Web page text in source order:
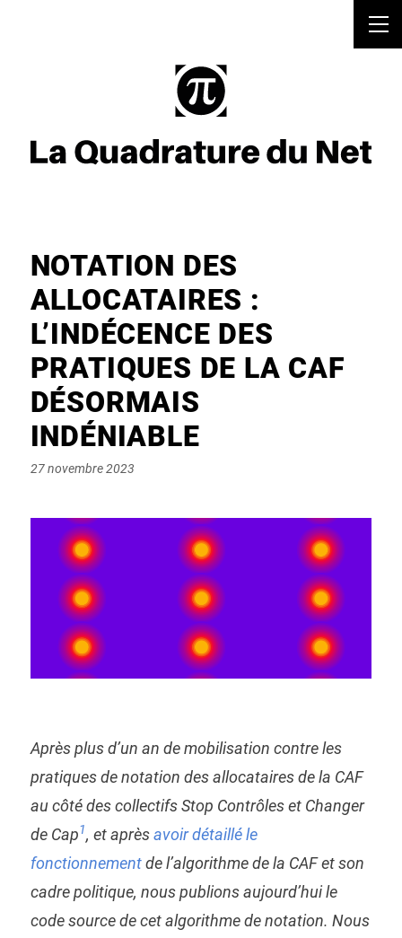
NOTATION DES
ALLOCATAIRES :
L’INDÉCENCE DES
PRATIQUES DE LA CAF
DÉSORMAIS
INDÉNIABLE
Posted
27 novembre 2023
Après plus d’un an de mobilisation contre les
pratiques de notation des allocataires de la CAF
au côté des collectifs Stop Contrôles et Changer
de Cap1, et aprèsavoir détaillé le
fonctionnementde l’algorithme de la CAF et son
cadre politique, nous publions aujourd’hui le
code source de cet algorithme de notation. Nous